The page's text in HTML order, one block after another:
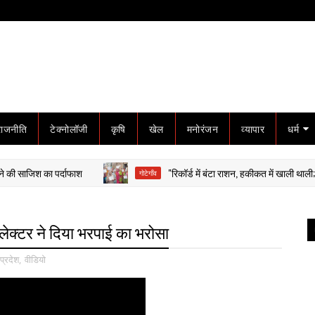
टेक्नोलॉजी कृषि खेल मनोरंजन व्यापार धर्म
पर्दाफाश गोटेगाँव "रिकॉर्ड में बंटा राशन, हकीकत में खाली थाली; 5 महीने
ने दिया भरपाई का भरोसा
, वीडियो